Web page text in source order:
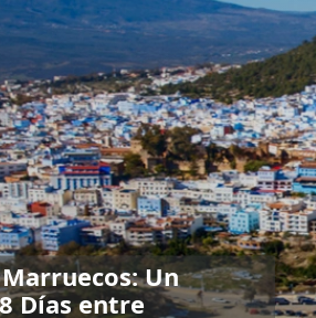
Un
Días entre